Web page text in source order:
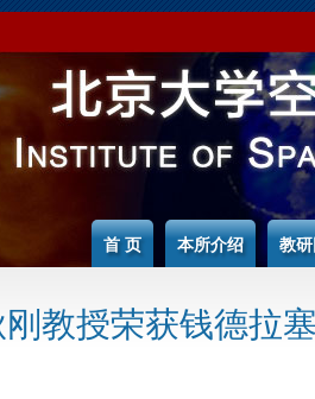
首 页 本所介绍 教
教授荣获钱德拉